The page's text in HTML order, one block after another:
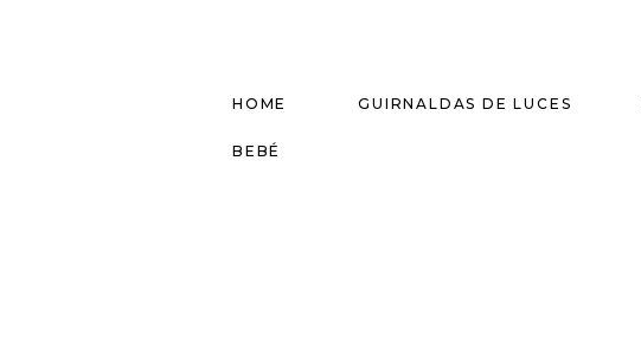
HOME GUIRNALDAS DE LUCES
BEBÉ